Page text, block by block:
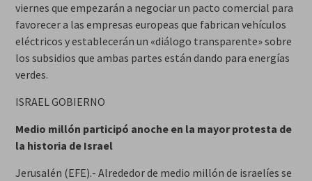
viernes que empezarán a negociar un pacto comercial para
favorecer a las empresas europeas que fabrican vehículos
eléctricos y establecerán un «diálogo transparente» sobre
los subsidios que ambas partes están dando para energías
verdes.
ISRAEL GOBIERNO
Medio millón participó anoche en la mayor protesta de
la historia de Israel
Jerusalén (EFE).- Alrededor de medio millón de israelíes se